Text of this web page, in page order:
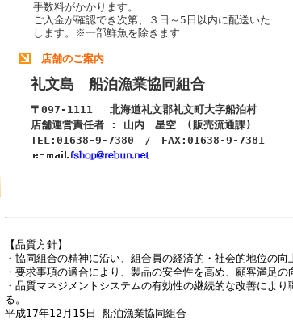
手数料がかかります。
ご入金が確認でき次第、３日～5日以内に配送いた
します。
※一部鮮魚を除きます
店舗のご案内
礼文島 船泊漁業協同組合
〒097-1111 北海道礼文郡礼文町大字船泊村
店舗運営責任者 : 山内 星空 (販売流通課)
TEL:01638-9-7380 / FAX:01638-9-7381
【品質方針】
・協同組合の精神に沿い、組合員の経済的・社会的地位の向
・要求事項の適合により、製品の安全性を高め、顧客満足の
・品質マネジメントシステムの有効性の継続的な改善によ
る。
平成17年12月15日 船泊漁業協同組合